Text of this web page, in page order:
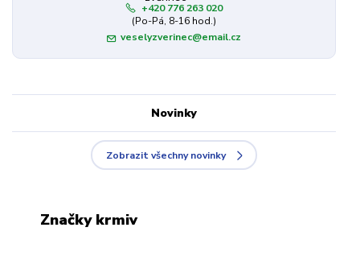
+420 776 263 020
(Po-Pá, 8-16 hod.)
veselyzverinec@email.cz
Novinky
Zobrazit všechny novinky
Značky krmiv